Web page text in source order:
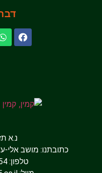
נ.א
כתובתנו: מושב אלי-עד
טלפון: 052-533-5454